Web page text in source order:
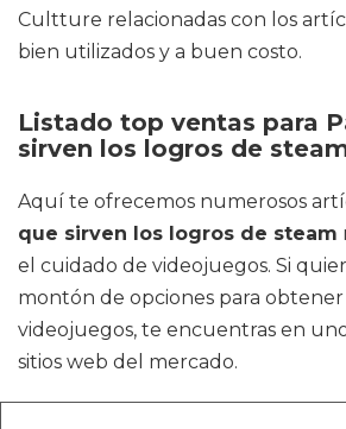
Cultture relacionadas con los
bien utilizados y a buen costo.
Listado top ventas para
sirven los logros de
Aquí te ofrecemos numerosos
que sirven los logros de steam
el cuidado de videojuegos. Si
montón de opciones para
videojuegos, te encuentras en
sitios web del mercado.